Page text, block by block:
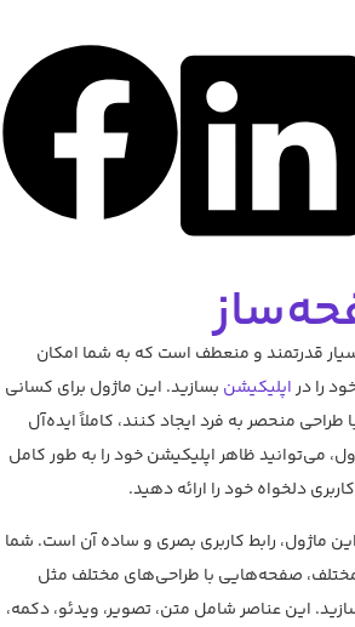
قدرتمند و منعطف است که به شما امکان
را دراپلیکیشن بسازید. این ماژول برای کسانی
منحصر به فرد ایجاد کنند، کاملاً ایده‌آل
می‌توانید ظاهر اپلیکیشن خود را به طور کامل
دلخواه خود را ارائه دهید.
ماژول، رابط کاربری بصری و ساده آن است. شما
مختلف، صفحه‌هایی با طراحی‌های مختلف مثل
این عناصر شامل متن، تصویر، ویدئو، دکمه،